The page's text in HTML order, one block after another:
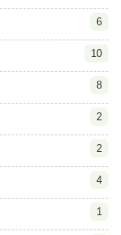
6
10
8
2
2
4
1